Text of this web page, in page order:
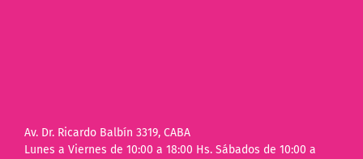
Av. Dr. Ricardo Balbín 3319, CABA
Lunes a Viernes de 10:00 a 18:00 Hs. Sábados de 10:00 a